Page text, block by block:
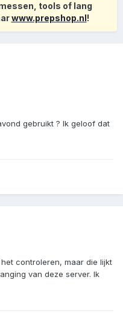
tools of lang
www.prepshop.nl!
gebruikt ? Ik geloof dat
controleren, maar die lijkt
van deze server. Ik